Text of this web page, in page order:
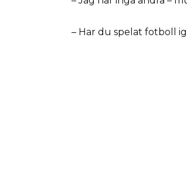
– Har du spelat fotboll